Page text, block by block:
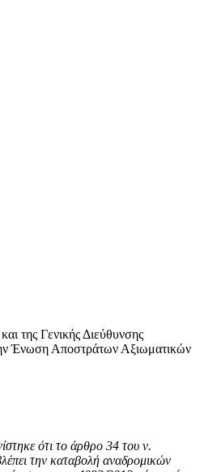
της Γενικής Διεύθυνσης
Ένωση Αποστράτων Αξιωματικών
ότι το άρθρο 34 του ν.
την καταβολή αναδρομικών